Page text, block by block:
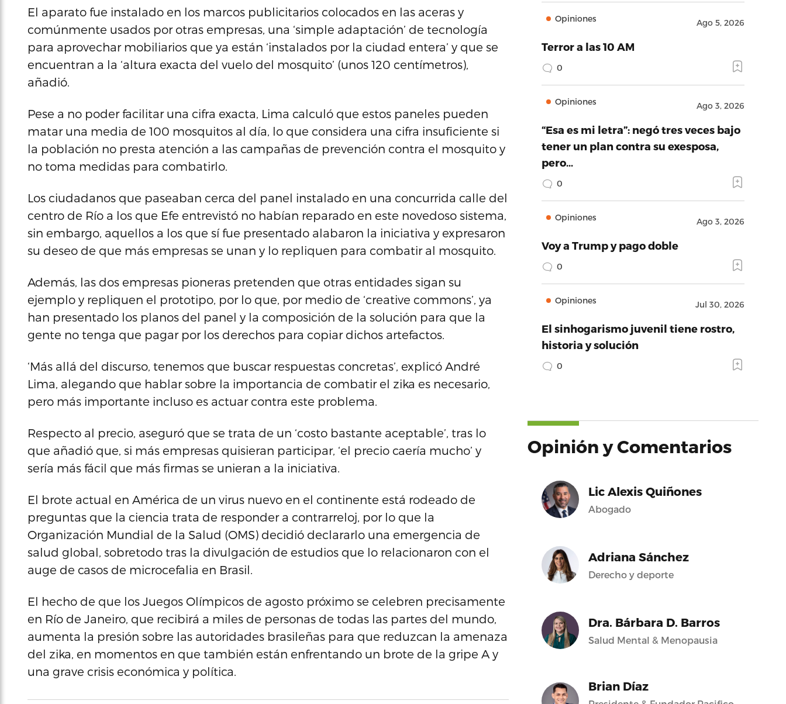
El aparato fue instalado en los marcos publicitarios colocados en las aceras y
comúnmente usados por otras empresas, una ‘simple adaptación’ de tecnología
para aprovechar mobiliarios que ya están ‘instalados por la ciudad entera’ y que se
encuentran a la ‘altura exacta del vuelo del mosquito’ (unos 120 centímetros),
añadió.
Pese a no poder facilitar una cifra exacta, Lima calculó que estos paneles pueden
matar una media de 100 mosquitos al día, lo que considera una cifra insuficiente si
la población no presta atención a las campañas de prevención contra el mosquito y
no toma medidas para combatirlo.
Los ciudadanos que paseaban cerca del panel instalado en una concurrida calle del
centro de Río a los que Efe entrevistó no habían reparado en este novedoso sistema,
sin embargo, aquellos a los que sí fue presentado alabaron la iniciativa y expresaron
su deseo de que más empresas se unan y lo repliquen para combatir al mosquito.
Además, las dos empresas pioneras pretenden que otras entidades sigan su
ejemplo y repliquen el prototipo, por lo que, por medio de ‘creative commons’, ya
han presentado los planos del panel y la composición de la solución para que la
gente no tenga que pagar por los derechos para copiar dichos artefactos.
‘Más allá del discurso, tenemos que buscar respuestas concretas’, explicó André
Lima, alegando que hablar sobre la importancia de combatir el zika es necesario,
pero más importante incluso es actuar contra este problema.
Respecto al precio, aseguró que se trata de un ‘costo bastante aceptable’, tras lo
que añadió que, si más empresas quisieran participar, ‘el precio caería mucho’ y
sería más fácil que más firmas se unieran a la iniciativa.
El brote actual en América de un virus nuevo en el continente está rodeado de
preguntas que la ciencia trata de responder a contrarreloj, por lo que la
Organización Mundial de la Salud (OMS) decidió declararlo una emergencia de
salud global, sobretodo tras la divulgación de estudios que lo relacionaron con el
auge de casos de microcefalia en Brasil.
El hecho de que los Juegos Olímpicos de agosto próximo se celebren precisamente
en Río de Janeiro, que recibirá a miles de personas de todas las partes del mundo,
aumenta la presión sobre las autoridades brasileñas para que reduzcan la amenaza
del zika, en momentos en que también están enfrentando un brote de la gripe A y
una grave crisis económica y política.
Opiniones Ago 5, 2026
Terror a las 10 AM
0
Opiniones Ago 3, 2026
“Esa es mi letra”: negó tres veces bajo
tener un plan contra su exesposa,
pero…
0
Opiniones Ago 3, 2026
Voy a Trump y pago doble
0
Opiniones Jul 30, 2026
El sinhogarismo juvenil tiene rostro,
historia y solución
0
Opinión y Comentarios
Lic Alexis Quiñones
Abogado
Adriana Sánchez
Derecho y deporte
Dra. Bárbara D. Barros
Salud Mental & Menopausia
Brian Díaz